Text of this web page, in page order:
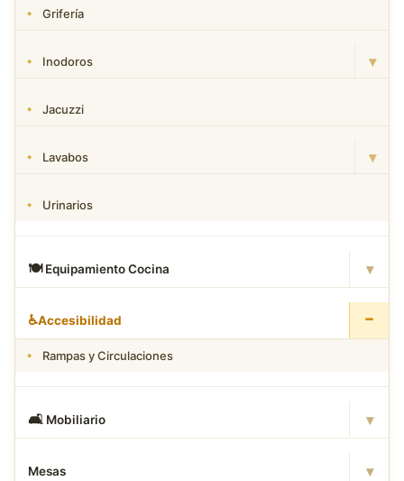
Grifería
Inodoros ▾
Jacuzzi
Lavabos ▾
Urinarios
🍽️ Equipamiento Cocina ▾
♿Accesibilidad −
Rampas y Circulaciones
🛋 ️ Mobiliario ▾
Mesas ▾